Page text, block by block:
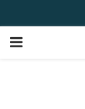
PRIMARY